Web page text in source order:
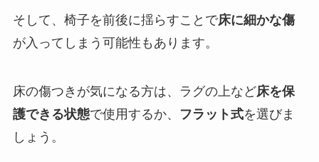
そして、椅子を前後に揺らすことで床に細かな傷
が入ってしまう可能性もあります。
床の傷つきが気になる方は、ラグの上など床を保
護できる状態で使用するか、 フラット式を選びま
しょう。